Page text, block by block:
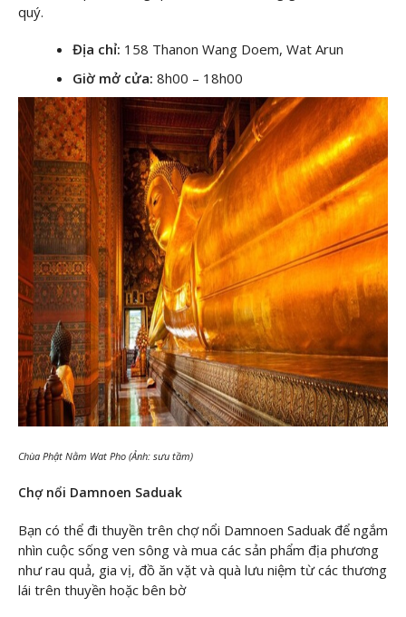
quý.
Địa chỉ: 158 Thanon Wang Doem, Wat Arun
Giờ mở cửa: 8h00 – 18h00
Chùa Phật Nằm Wat Pho (Ảnh: sưu tầm)
Chợ nổi Damnoen Saduak
Bạn có thể đi thuyền trên chợ nổi Damnoen Saduak để ngắm
nhìn cuộc sống ven sông và mua các sản phẩm địa phương
như rau quả, gia vị, đồ ăn vặt và quà lưu niệm từ các thương
lái trên thuyền hoặc bên bờ